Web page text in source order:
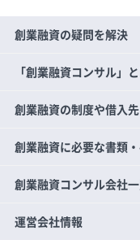
創業融資の疑問を解決
「創業融資コンサル」
創業融資の制度や借入
創業融資に必要な書類
創業融資コンサル会社
運営会社情報